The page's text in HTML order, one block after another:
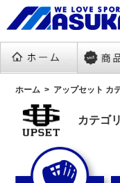
ホーム アップセット カ
カテゴリ